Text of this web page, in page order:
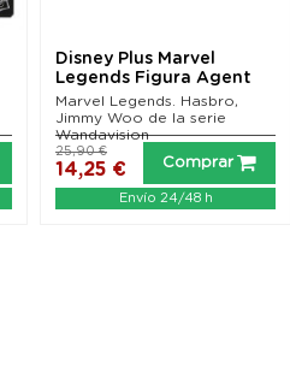
Disney Plus Marvel
Legends Figura Agent
Jimmy Woo...
Marvel Legends. Hasbro,
Jimmy Woo de la serie
Wandavision
14,25 €
25,90 €
Comprar
Envío 24/48 h